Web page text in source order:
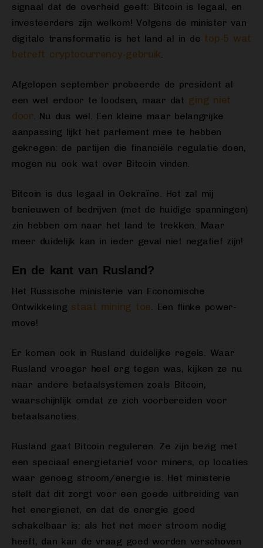
signaal dat de overheid geeft: Bitcoin is legaal, en
investeerders zijn welkom! Volgens de minister van
digitale transformatie is het land al in de top-5 wat
betreft cryptocurrency-gebruik.
Afgelopen september probeerde de president al
een wet erdoor te loodsen, maar dat ging niet
door. Nu dus wel. Een kleine maar belangrijke
aanpassing lijkt het parlement mee te hebben
gekregen: de partijen die financiële regulatie doen,
mogen nu ook wat over Bitcoin vinden.
Bitcoin is dus legaal in Oekraïne. Het zal mij
benieuwen of bedrijven (met de huidige spanningen)
zin hebben om naar het land te trekken. Maar
meer duidelijk kan in ieder geval niet negatief zijn!
En de kant van Rusland?
Het Russische ministerie van Economische
Ontwikkeling staat mining toe. Een flinke power-
move!
Er komen ook in Rusland duidelijke regels. Waar
Rusland vroeger heel erg tegen was, kijken ze nu
naar andere betaalsystemen zoals Bitcoin,
waarschijnlijk omdat ze zich voorbereiden voor
betaalsancties.
Rusland gaat Bitcoin reguleren. Ze zijn bezig met
een speciaal energietarief voor miners, op locaties
waar genoeg stroom/energie is. Het ministerie
stelt dat dit zorgt voor een goede uitbreiding van
het energienet, en dat de energie goed
schakelbaar is: als het net meer stroom nodig
heeft, dan kan de vraag goed worden verschoven